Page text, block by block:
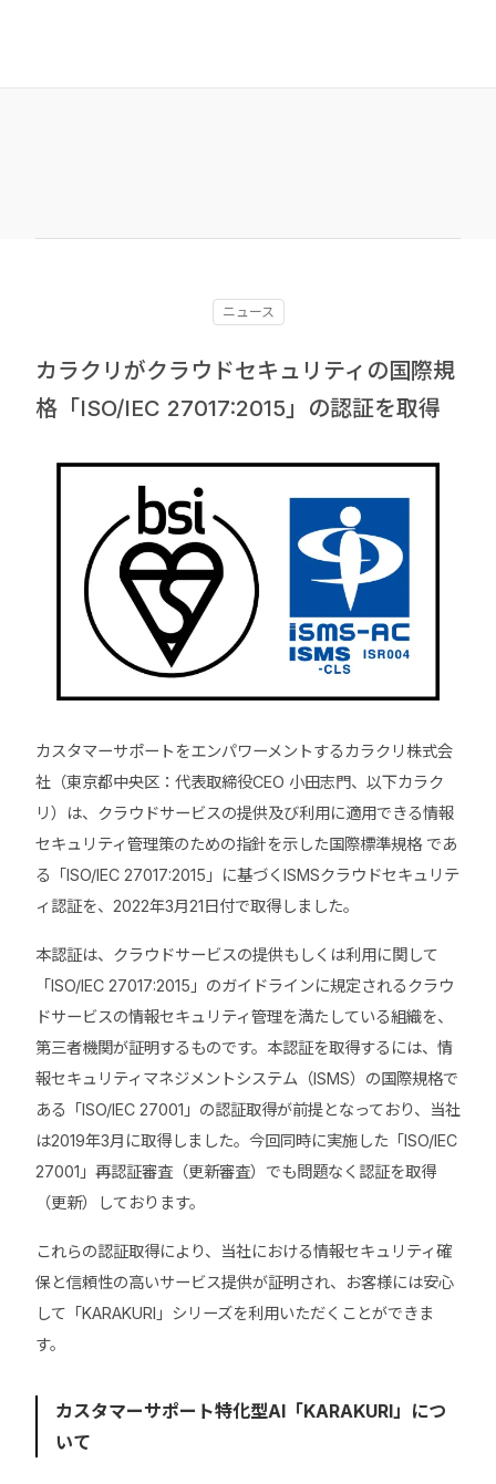
ニュース
カラクリがクラウドセキュリティの国際規
格「ISO/IEC 27017:2015」の認証を取得
カスタマーサポートをエンパワーメントするカラクリ株式会
社（東京都中央区：代表取締役CEO 小田志門、以下カラク
リ）は、クラウドサービスの提供及び利用に適用できる情報
セキュリティ管理策のための指針を示した国際標準規格 であ
る「ISO/IEC 27017:2015」に基づくISMSクラウドセキュリテ
ィ認証を、2022年3月21日付で取得しました。
本認証は、クラウドサービスの提供もしくは利用に関して
「ISO/IEC 27017:2015」のガイドラインに規定されるクラウ
ドサービスの情報セキュリティ管理を満たしている組織を、
第三者機関が証明するものです。本認証を取得するには、情
報セキュリティマネジメントシステム（ISMS）の国際規格で
ある「ISO/IEC 27001」の認証取得が前提となっており、当社
は2019年3月に取得しました。今回同時に実施した「ISO/IEC
27001」再認証審査（更新審査）でも問題なく認証を取得
（更新）しております。
これらの認証取得により、当社における情報セキュリティ確
保と信頼性の高いサービス提供が証明され、お客様には安心
して「KARAKURI」シリーズを利用いただくことができま
す。
カスタマーサポート特化型AI「KARAKURI」につ
いて